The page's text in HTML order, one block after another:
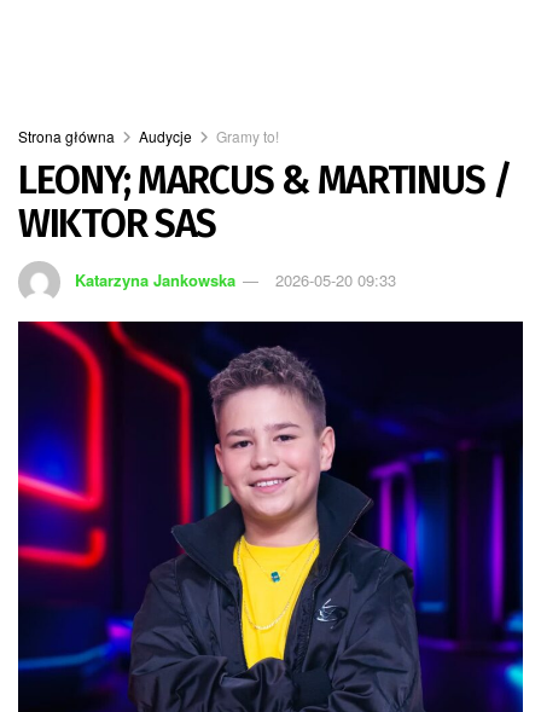
Strona główna Audycje Gramy to!
LEONY; MARCUS & MARTINUS /
WIKTOR SAS
Katarzyna Jankowska 2026-05-20 09:33